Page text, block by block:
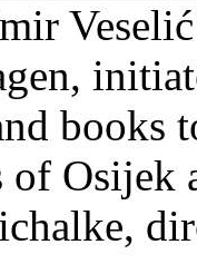
books
of Osijek